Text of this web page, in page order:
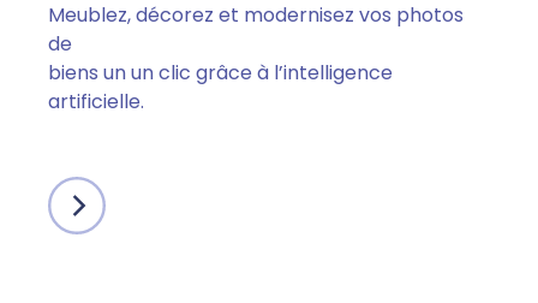
Meublez, décorez et modernisez vos photos
de
biens un un clic grâce à l’intelligence
artificielle.